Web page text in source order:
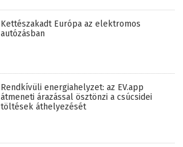
Kettészakadt Európa az elektromos
autózásban
Rendkívüli energiahelyzet: az EV.app
átmeneti árazással ösztönzi a csúcsidei
töltések áthelyezését